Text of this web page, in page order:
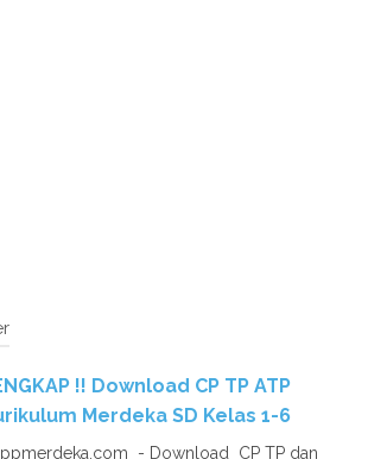
!! Download CP TP ATP
Merdeka SD Kelas 1-6
- Download CP TP dan